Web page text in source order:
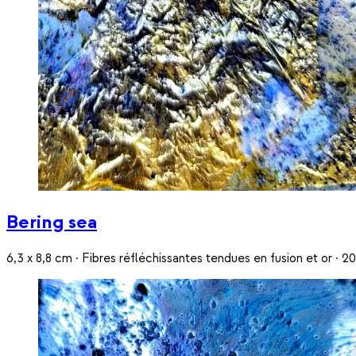
Bering sea
6,3 x 8,8 cm · Fibres réfléchissantes tendues en fusion et or ·